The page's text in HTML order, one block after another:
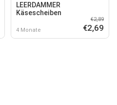
LEERDAMMER
Käsescheiben
4 Monate
€2,89
€2,69